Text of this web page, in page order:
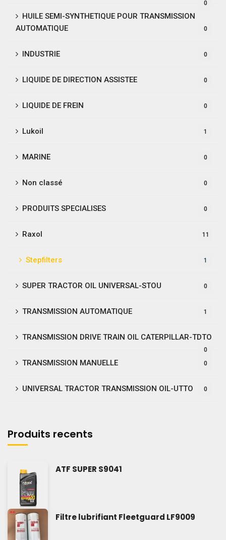
0
HUILE SEMI-SYNTHETIQUE POUR TRANSMISSION
AUTOMATIQUE
0
INDUSTRIE 0
LIQUIDE DE DIRECTION ASSISTEE 0
LIQUIDE DE FREIN 0
Lukoil 1
MARINE 0
Non classé 0
PRODUITS SPECIALISES 0
Raxol 11
Stepfilters 1
SUPER TRACTOR OIL UNIVERSAL-STOU 0
TRANSMISSION AUTOMATIQUE 1
TRANSMISSION DRIVE TRAIN OIL CATERPILLAR-TDTO
0
TRANSMISSION MANUELLE 0
UNIVERSAL TRACTOR TRANSMISSION OIL-UTTO 0
Produits recents
ATF SUPER S9041
Filtre lubrifiant Fleetguard LF9009